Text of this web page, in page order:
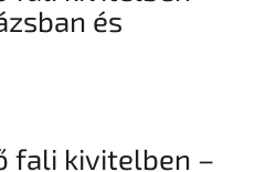
és
fali kivitelben –